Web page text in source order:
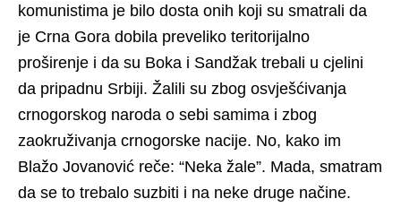
komunistima je bilo dosta onih koji su smatrali da
je Crna Gora dobila preveliko teritorijalno
proširenje i da su Boka i Sandžak trebali u cjelini
da pripadnu Srbiji. Žalili su zbog osvješćivanja
crnogorskog naroda o sebi samima i zbog
zaokruživanja crnogorske nacije. No, kako im
Blažo Jovanović reče: “Neka žale”. Mada, smatram
da se to trebalo suzbiti i na neke druge načine.